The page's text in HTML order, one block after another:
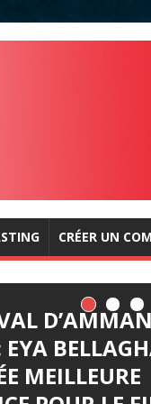
CRÉER UN
D’AMMAN
MEILLEURE